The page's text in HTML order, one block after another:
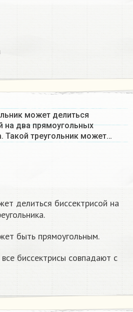
может делиться
на два прямоугольных
Такой треугольник может…
делиться биссектрисой на
быть прямоугольным.
биссектрисы совпадают с